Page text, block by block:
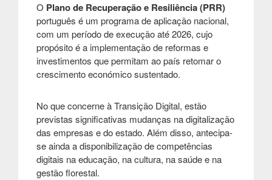
O Plano de Recuperação e Resiliência (PRR)
português é um programa de aplicação nacional,
com um período de execução até 2026, cujo
propósito é a implementação de reformas e
investimentos que permitam ao país retomar o
crescimento económico sustentado.
No que concerne à Transição Digital, estão
previstas significativas mudanças na digitalização
das empresas e do estado. Além disso, antecipa-
se ainda a disponibilização de competências
digitais na educação, na cultura, na saúde e na
gestão florestal.